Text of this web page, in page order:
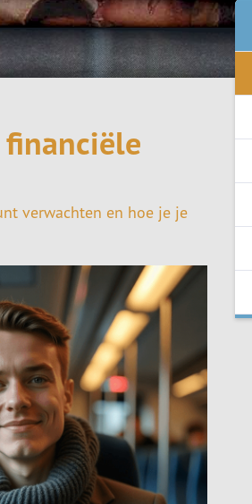
Aansprakelijkheidsverz.
Reisverzekering
Rechtsbijstandverzekering
verwachten en hoe je je